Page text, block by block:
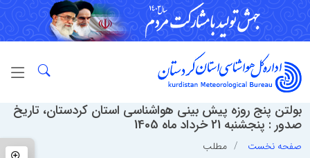
بولتن پنج روزه پیش بینی هواشناسی استان کردستان، تاریخ
صدور : پنجشنبه 21 خرداد ماه 1405
صفحه نخست مطلب